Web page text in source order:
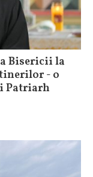
Bisericii la
- o
Patriarh